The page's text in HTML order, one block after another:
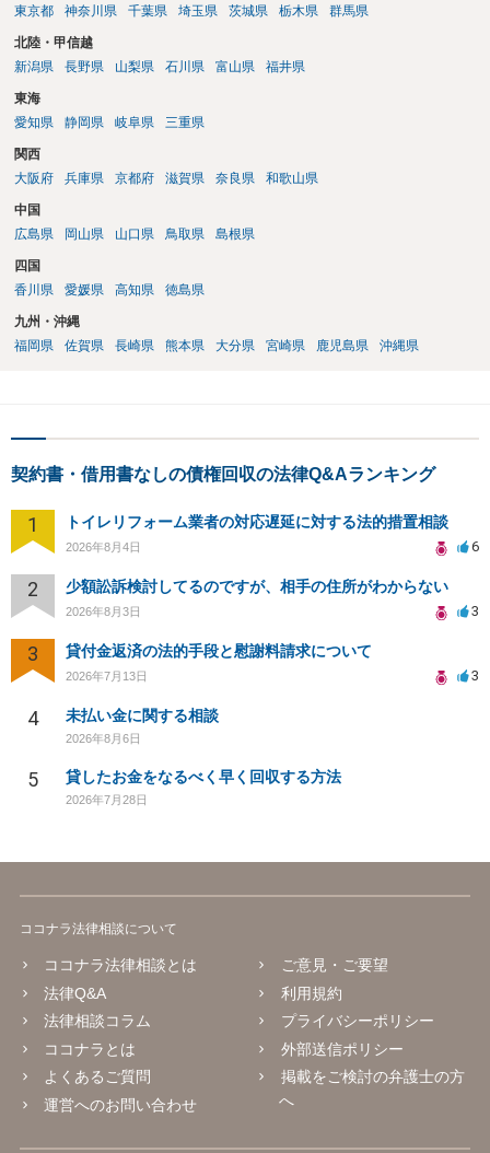
東京都
神奈川県 千葉県 埼玉県 茨城県 栃木県 群馬県
北陸・甲信越
新潟県
長野県 山梨県 石川県 富山県 福井県
東海
愛知県
静岡県 岐阜県 三重県
関西
大阪府
兵庫県 京都府 滋賀県 奈良県 和歌山県
中国
広島県
岡山県 山口県 鳥取県 島根県
四国
香川県
愛媛県 高知県 徳島県
九州・沖縄
福岡県
佐賀県 長崎県 熊本県 大分県 宮崎県 鹿児島県 沖縄県
契約書・借用書なしの債権回収の法律Q&Aランキング
1 トイレリフォーム業者の対応遅延に対する法的措置相談
2026年8月4日 6
2 少額訟訴検討してるのですが、相手の住所がわからない
2026年8月3日 3
3 貸付金返済の法的手段と慰謝料請求について
2026年7月13日 3
4 未払い金に関する相談
2026年8月6日
5 貸したお金をなるべく早く回収する方法
2026年7月28日
ココナラ法律相談について
ココナラ法律相談とは
法律Q&A
法律相談コラム
ココナラとは
よくあるご質問
運営へのお問い合わせ
ご意見・ご要望
利用規約
プライバシーポリシー
外部送信ポリシー
掲載をご検討の弁護士の方
へ